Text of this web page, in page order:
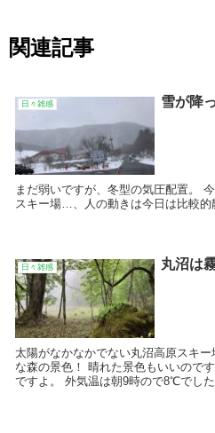
関連記事
日々雑感 雪が降
まだ弱いですが、冬型の気圧配置。
スキー場…、人の動きは今日は比較的
日々雑感 丸沼は
太陽がなかなかでない丸沼高原スキ
な森の景色！ 晴れた景色もいいので
ですよ。 外気温は朝9時ので8℃でした